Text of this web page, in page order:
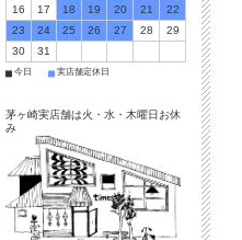
16
17 18 19 20 21
22
23
24 25 26 27 28
29
30
31
■ 今日 ■ 実店舗定休日
茅ヶ崎実店舗は火・水・木曜日お休
み